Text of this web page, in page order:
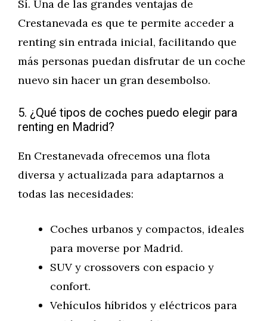
Sí. Una de las grandes ventajas de
Crestanevada es que te permite acceder a
renting sin entrada inicial, facilitando que
más personas puedan disfrutar de un coche
nuevo sin hacer un gran desembolso.
5. ¿Qué tipos de coches puedo elegir para
renting en Madrid?
En Crestanevada ofrecemos una flota
diversa y actualizada para adaptarnos a
todas las necesidades:
Coches urbanos y compactos, ideales
para moverse por Madrid.
SUV y crossovers con espacio y
confort.
Vehículos híbridos y eléctricos para